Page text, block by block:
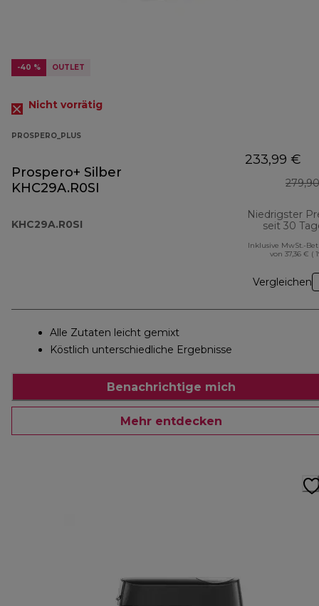
-40 % OUTLET
Nicht vorrätig
PROSPERO_PLUS
Prospero+ Silber
KHC29A.R0SI
KHC29A.R0SI
233,99 €
Niedrigster
seit 30
Inklusive MwSt.-
von 37,36 € (
Vergleichen
Alle Zutaten leicht gemixt
Köstlich unterschiedliche Ergebnisse
Benachrichtige mich
Mehr entdecken